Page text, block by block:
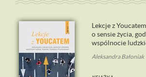
Lekcje z
o sensie życia,
wspólnocie
Aleksandra Bałoniak